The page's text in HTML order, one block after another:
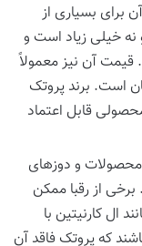
آن برای بسیاری از
نه خیلی زیاد است و
قیمت آن نیز معمولاً
است. برند پروتک
قابل اعتماد
و دوزهای
برخی از رقبا ممکن
ال کارنیتین با
که پروتک فاقد آن